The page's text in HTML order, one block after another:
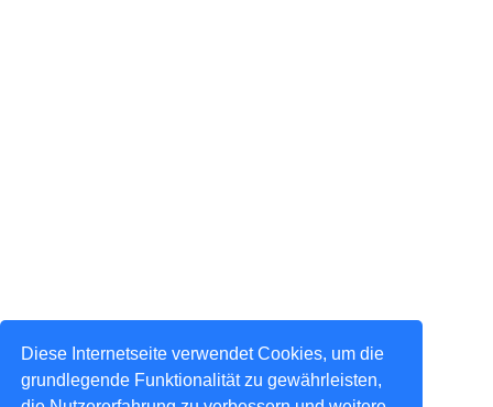
Diese Internetseite verwendet Cookies, um die
grundlegende Funktionalität zu gewährleisten,